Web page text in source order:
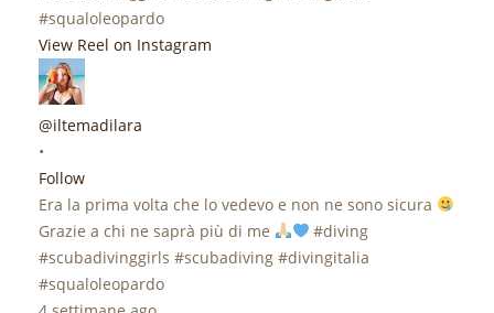
View Reel on Instagram
@iltemadilara
•
Follow
Era la prima volta che lo vedevo e non ne sono sicura
Grazie a chi ne saprà più di me
#diving
#scubadivinggirls #scubadiving #divingitalia
#squaloleopardo